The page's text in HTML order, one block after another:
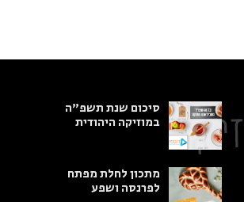
סיכום שנת תשפ"ה
במוזיקה היהודית
מתכון לחלת מפתח
לפרנסה ושפע